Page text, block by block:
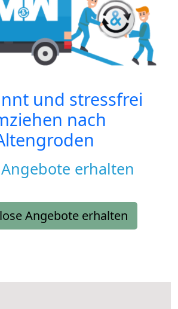
und stressfrei
nach
erhalten
Angebote erhalten